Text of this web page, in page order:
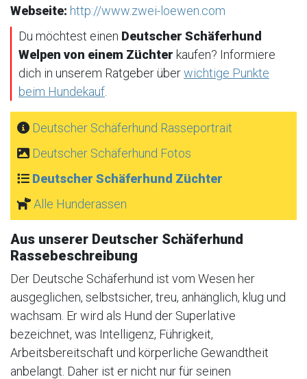
Webseite: http://www.zwei-loewen.com
Du möchtest einen Deutscher Schäferhund
Welpen von einem Züchter kaufen? Informiere
dich in unserem Ratgeber überwichtige Punkte
beim Hundekauf
Deutscher Schäferhund Rasseportrait
Deutscher Schäferhund Fotos
Deutscher Schäferhund Züchter
Alle Hunderassen
Aus unserer Deutscher Schäferhund
Rassebeschreibung
Der Deutsche Schäferhund ist vom Wesen her
ausgeglichen, selbstsicher, treu, anhänglich, klug und
wachsam. Er wird als Hund der Superlative
bezeichnet, was Intelligenz, Führigkeit,
Arbeitsbereitschaft und körperliche Gewandtheit
anbelangt. Daher ist er nicht nur für seinen